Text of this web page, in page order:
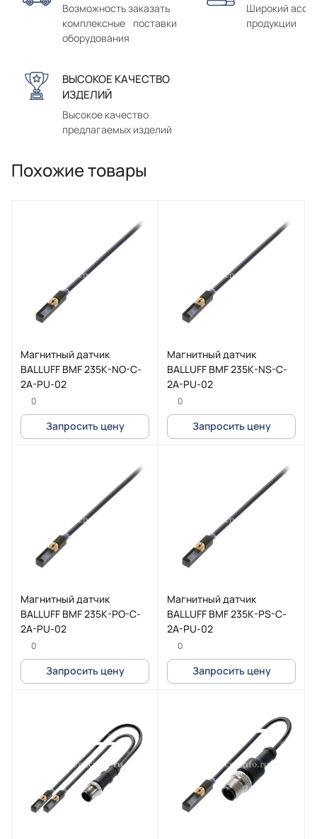
Возможность заказать
комплексные поставки
оборудования
Широкий
продукции
ВЫСОКОЕ КАЧЕСТВО
ИЗДЕЛИЙ
Высокое качество
предлагаемых изделий
Похожие товары
Магнитный датчик
BALLUFF BMF 235K-NO-C-
2A-PU-02
0
Запросить цену
Магнитный датчик
BALLUFF BMF 235K-NS-C-
2A-PU-02
0
Запросить цену
Магнитный датчик
BALLUFF BMF 235K-PO-C-
2A-PU-02
0
Запросить цену
Магнитный датчик
BALLUFF BMF 235K-PS-C-
2A-PU-02
0
Запросить цену